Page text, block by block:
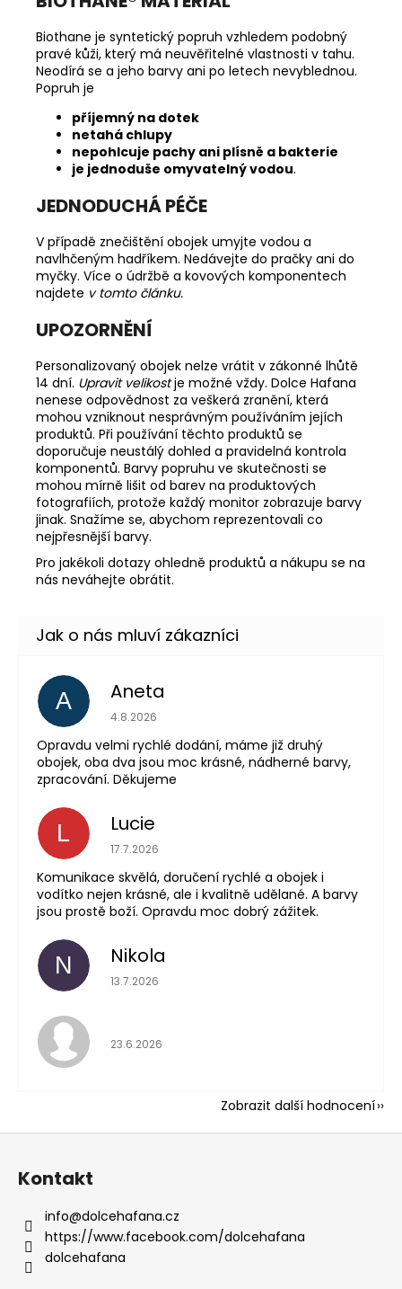
Biothane je syntetický popruh vzhledem podobný
pravé kůži, který má neuvěřitelné vlastnosti v tahu.
Neodírá se a jeho barvy ani po letech nevyblednou.
Popruh je
příjemný na dotek
netahá chlupy
nepohlcuje pachy ani plísně a bakterie
je jednoduše omyvatelný vodou.
JEDNODUCHÁ PÉČE
V případě znečištění obojek umyjte vodou a
navlhčeným hadříkem. Nedávejte do pračky ani do
myčky. Více o údržbě a kovových komponentech
najdete v tomto článku.
UPOZORNĚNÍ
Personalizovaný obojek nelze vrátit v zákonné lhůtě
14 dní. Upravit velikostje možné vždy. Dolce Hafana
nenese odpovědnost za veškerá zranění, která
mohou vzniknout nesprávným používáním jejích
produktů. Při používání těchto produktů se
doporučuje neustálý dohled a pravidelná kontrola
komponentů. Barvy popruhu ve skutečnosti se
mohou mírně lišit od barev na produktových
fotografiích, protože každý monitor zobrazuje barvy
jinak. Snažíme se, abychom reprezentovali co
nejpřesnější barvy.
Pro jakékoli dotazy ohledně produktů a nákupu se na
nás neváhejte obrátit.
A Aneta
Hodnocení
4.8.2026
Opravdu velmi rychlé dodání, máme již druhý
obojek, oba dva jsou moc krásné, nádherné barvy,
zpracování. Děkujeme
L Lucie
Hodnocení
17.7.2026
Komunikace skvělá, doručení rychlé a obojek i
vodítko nejen krásné, ale i kvalitně udělané. A barvy
jsou prostě boží. Opravdu moc dobrý zážitek.
N Nikola
Hodnocení
13.7.2026
Hodnocení
23.6.2026
Zobrazit další hodnocení
Kontakt
info@dolcehafana.cz
https://www.facebook.com/dolcehafana
dolcehafana